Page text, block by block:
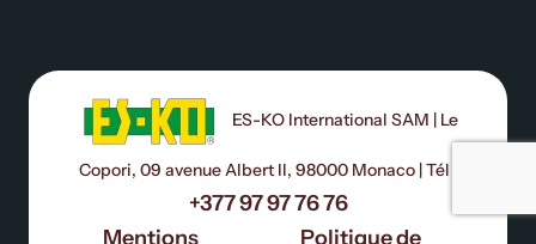
ES-KO International SAM | Le
Copori, 09 avenue Albert II, 98000 Monaco | Tél :
+377 97 97 76 76
Mentions
Politique de